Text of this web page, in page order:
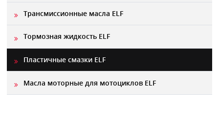
Трансмиссионные масла ELF
Тормозная жидкость ELF
Пластичные смазки ELF
Масла моторные для мотоциклов ELF